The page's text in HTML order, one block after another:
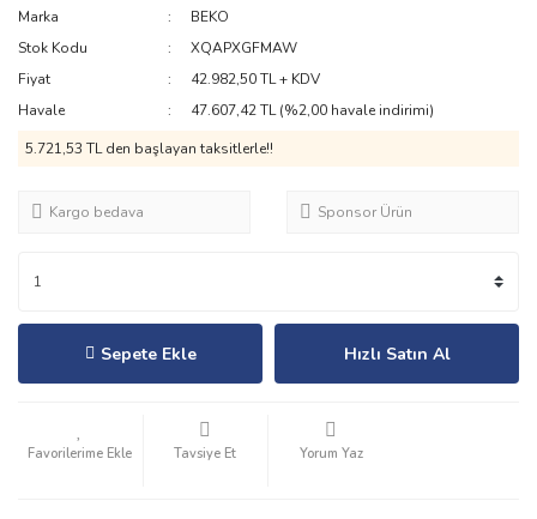
Marka
BEKO
Stok Kodu
XQAPXGFMAW
Fiyat
42.982,50 TL + KDV
Havale
47.607,42 TL (%2,00 havale indirimi)
5.721,53 TL den başlayan taksitlerle!!
Kargo bedava Sponsor Ürün
Sepete Ekle Hızlı Satın Al
Tavsiye Et Yorum Yaz